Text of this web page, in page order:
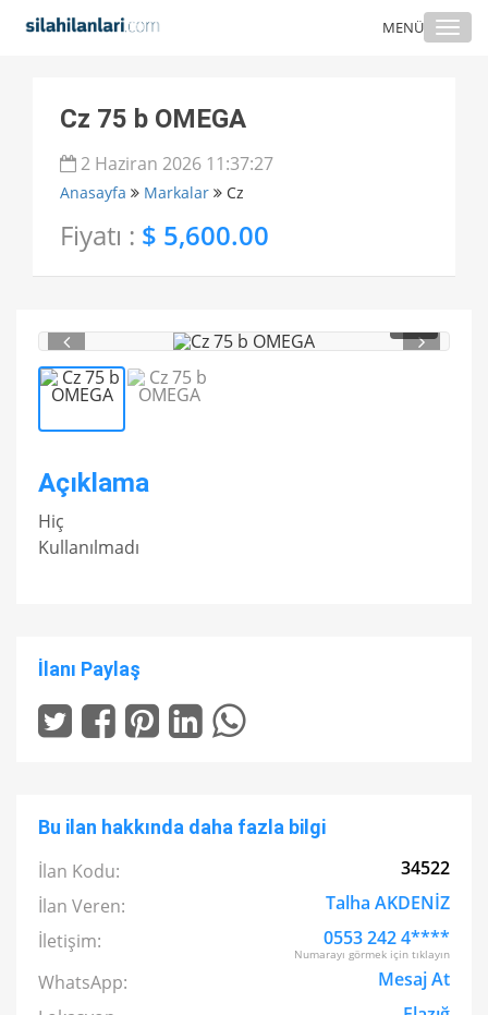
MENÜ
Cz 75 b OMEGA
2 Haziran 2026 11:37:27
Anasayfa Markalar Cz
Fiyatı : $ 5,600.00
1/ 2
Açıklama
Hiç
Kullanılmadı
İlanı Paylaş
Bu ilan hakkında daha fazla bilgi
İlan Kodu:
34522
İlan Veren:
Talha AKDENİZ
İletişim:
0553 242 4****
Numarayı görmek için tıklayın
WhatsApp:
Mesaj At